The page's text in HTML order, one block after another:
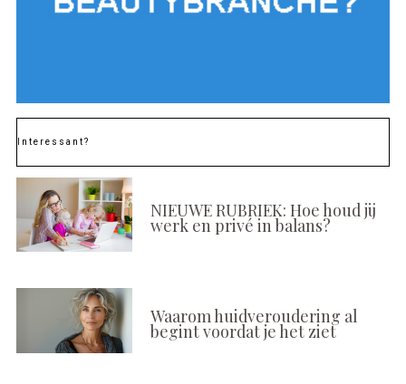
Interessant?
NIEUWE RUBRIEK: Hoe houd jij
werk en privé in balans?
Waarom huidveroudering al
begint voordat je het ziet